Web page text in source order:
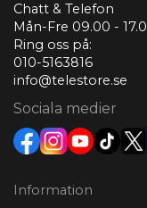
Chatt & Telefon
Mån-Fre 09.00 -
Ring oss på:
010-5163816
info@telestore.se
Sociala medier
Information